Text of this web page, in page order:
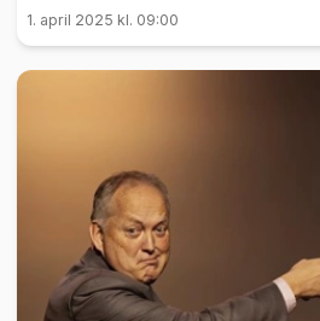
1. april 2025 kl. 09:00